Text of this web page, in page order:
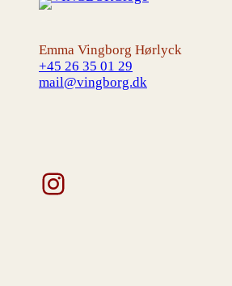
Emma Vingborg Hørlyck
+45 26 35 01 29
mail@vingborg.dk
Instagram